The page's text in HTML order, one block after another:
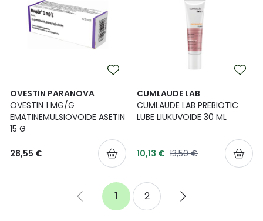
OVESTIN PARANOVA
OVESTIN 1 MG/G
EMÄTINEMULSIOVOIDE ASETIN
15 G
28,55 €
CUMLAUDE LAB
CUMLAUDE LAB PREBIOTIC
LUBE LIUKUVOIDE 30 ML
Tarjoushinta
10,13 € Normaalihinta
13,50 €
Go
You're
currently
1 Sivu
2
Go